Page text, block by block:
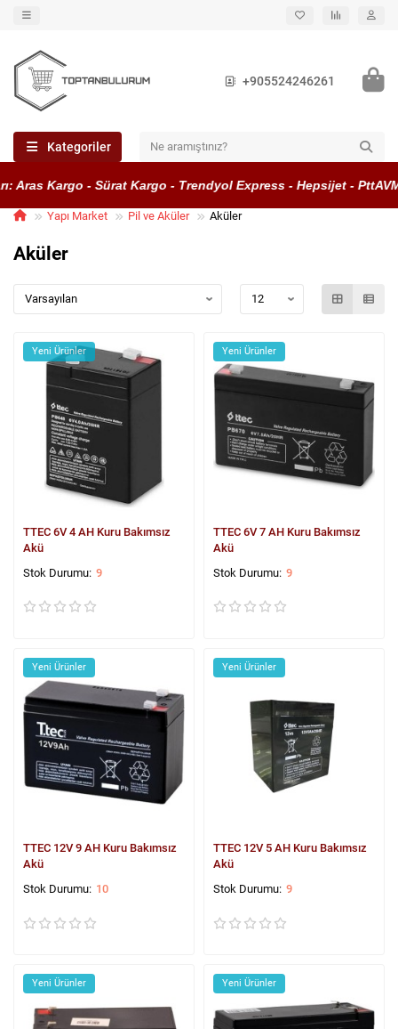
+905524246261
Kategoriler
Kargo - Sürat Kargo - Trendyol Express - Hepsijet - PttAVM
Yapı Market Pil ve Aküler Aküler
Aküler
Yeni Ürünler
TTEC 6V 4 AH Kuru Bakımsız
Akü
9
Yeni Ürünler
TTEC 6V 7 AH Kuru Bakımsız
Akü
9
Yeni Ürünler
TTEC 12V 9 AH Kuru Bakımsız
Akü
10
Yeni Ürünler
TTEC 12V 5 AH Kuru Bakımsız
Akü
9
Yeni Ürünler Yeni Ürünler